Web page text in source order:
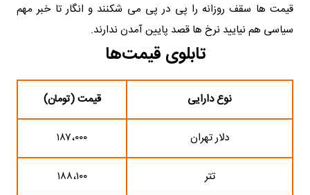
قیمت ها سقف روزانه را پی در پی می شکنند و انگار تا خبر مهم
سیاسی هم نیایید نرخ ها قصد پایین آمدن ندارند.
تابلوی قیمت‌ها
نوع دارایی قیمت (تومان)
دلار تهران ۱۸۷،۰۰۰
تتر ۱۸۸،۱۰۰